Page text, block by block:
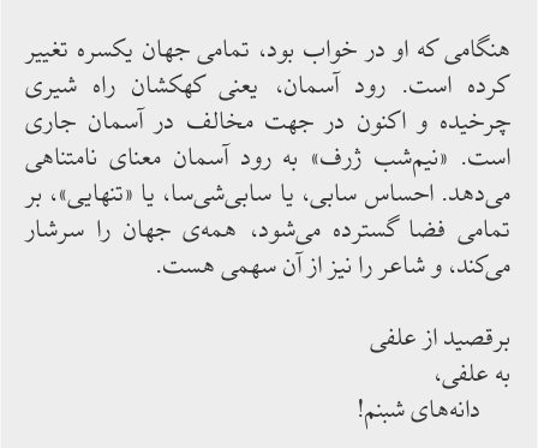
هنگامی كه او در خواب بود، تمامی جهان یكسره تغییر
كرده ‌‌است. رود آسمان، یعنی كهكشان راه شیری
چرخیده و اكنون در جهت مخالف در آسمان جاری
است. «نیم‌‌شب ژرف» به رود آسمان معنای نامتناهی
می‌‌دهد. احساس سابی، یا سابی‌‌شی‌‌سا، یا «تنهایی»، بر
تمامی فضا گسترده ‌‌می‌‌شود، همه‌‌ی جهان را سرشار
می‌‌كند، و شاعر را نیز از آن سهمی هست.
برقصید از علفی
به علفی،
دانه‌‌های شبنم!